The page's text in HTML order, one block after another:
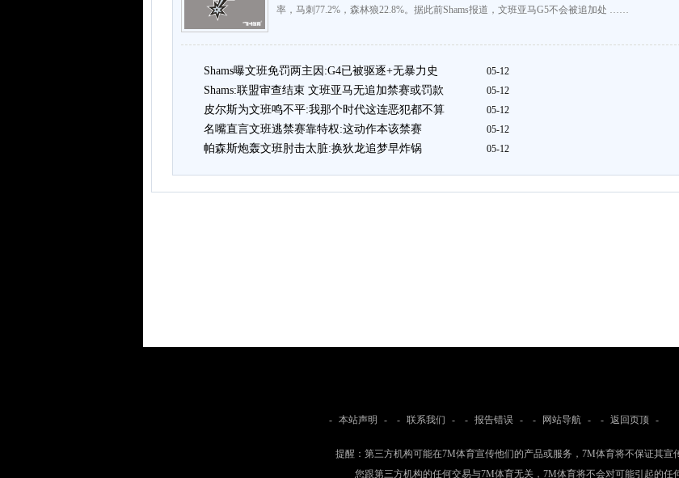
率，马刺77.2%，森林狼22.8%。据此前Shams报道，文班亚马G5不会被追加处 ……
Shams曝文班免罚两主因:G4已被驱逐+无暴力史 05-12
Shams:联盟审查结束 文班亚马无追加禁赛或罚款 05-12
皮尔斯为文班鸣不平:我那个时代这连恶犯都不算 05-12
名嘴直言文班逃禁赛靠特权:这动作本该禁赛 05-12
帕森斯炮轰文班肘击太脏:换狄龙追梦早炸锅 05-12
- 本站声明 - - 联系我们 - - 报告错误 - - 网站导航 - - 返回页顶 -
提醒：第三方机构可能在7M体育宣传他们的产品或服务，7M体育将不保证其宣
您跟第三方机构的任何交易与7M体育无关，7M体育将不会对可能引起的任